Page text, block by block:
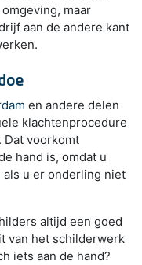
maar
aan de andere kant
en andere delen
klachtenprocedure
Dat voorkomt
hand is, omdat u
als u er onderling niet
altijd een goed
van het schilderwerk
iets aan de hand?